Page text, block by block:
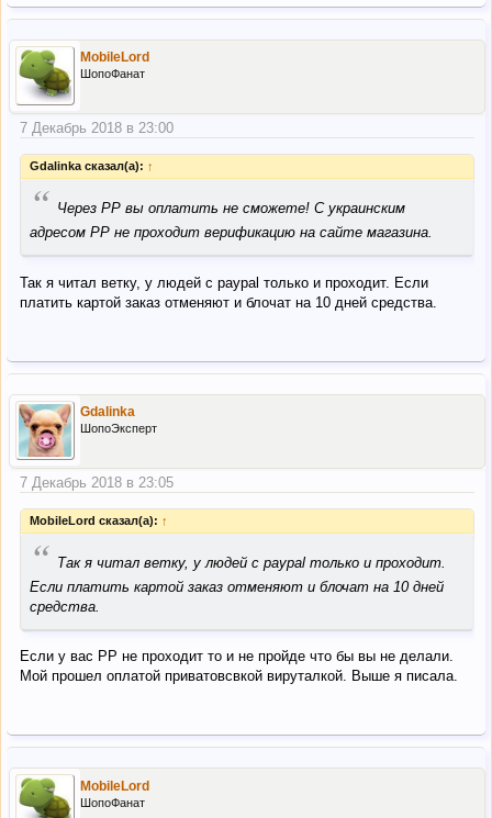
MobileLord
ШопоФанат
7 Декабрь 2018 в 23:00
Gdalinka сказал(а): ↑
“ Через РР вы оплатить не сможете! С украинским
адресом PP не проходит верификацию на сайте магазина.
Так я читал ветку, у людей с paypal только и проходит. Если
платить картой заказ отменяют и блочат на 10 дней средства.
Gdalinka
ШопоЭксперт
7 Декабрь 2018 в 23:05
MobileLord сказал(а): ↑
“ Так я читал ветку, у людей с paypal только и проходит.
Если платить картой заказ отменяют и блочат на 10 дней
средства.
Если у вас PP не проходит то и не пройде что бы вы не делали.
Мой прошел оплатой приватовсвкой вируталкой. Выше я писала.
MobileLord
ШопоФанат